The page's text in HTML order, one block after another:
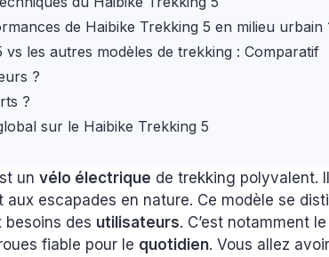
de Haibike Trekking 5 en milieu urbain
vs les autres modèles de trekking : Comparatif
?
?
sur le Haibike Trekking 5
unvélo électrique de trekking polyvalent.
aux escapades en nature. Ce modèle se
besoins des utilisateurs. C’est notamment
fiable pour le quotidien. Vous allez